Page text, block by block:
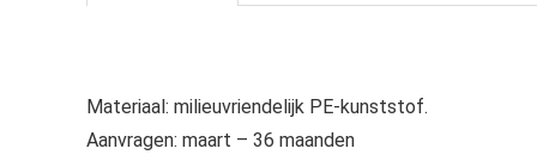
Materiaal: milieuvriendelijk PE-kunststof.
Aanvragen: maart – 36 maanden